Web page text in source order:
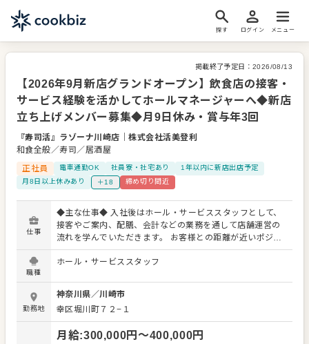
探す ログイン メニュー
掲載終了予定日： 2026/08/13
【2026年9月新店グランドオープン】飲食店の接客・
サービス経験を活かしてホールマネージャーへ◆新店
立ち上げメンバー募集◆月9日休み・賞与年3回
『寿司活』ラゾーナ川崎店 ｜株式会社活美登利
和食全般／寿司／居酒屋
正社員
電車通勤OK 社員寮・社宅あり
1年以内に新店出店予定
月8日以上休みあり
＋18 締め切り間近
仕事
◆主な仕事◆ 入社後はホール・サービススタッフとして、
接客やご案内、配膳、会計などの業務を通して店舗運営の
流れを学んでいただきます。 お客様との距離が近いポジシ
ョンだからこそ、活美登利らしいおもてなしや現場の雰囲
気を肌で感じながら経験を積める環境です。 まずはアルバ
づくりを支えていただきます。慣れてきたら後輩指導やオ
ペレーション管理にも携わるなど、成長の機会も豊富で
す。 ◆楽しみながらスキルアップできる研修制度◆ 接客技
術を高めるロープレ大会をはじめ、楽しみながら成長でき
る取り組みも行っています。優秀者にはハワイ研修旅行券
職種
ホール・サービススタッフ
勤務地
神奈川県／川崎市
幸区堀川町７２−１
月給:300,000円〜400,000円